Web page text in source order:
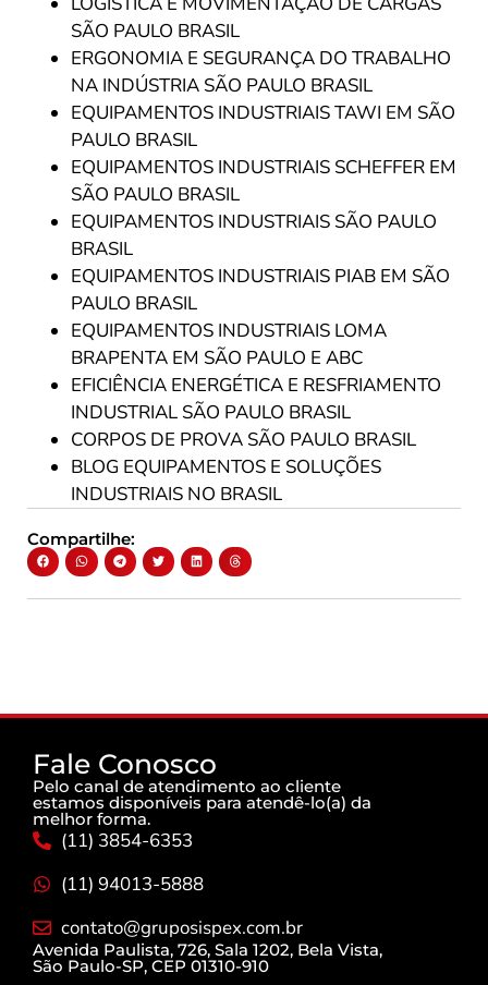
SÃO PAULO BRASIL
ERGONOMIA E SEGURANÇA DO TRABALHO
NA INDÚSTRIA SÃO PAULO BRASIL
EQUIPAMENTOS INDUSTRIAIS TAWI EM SÃO
PAULO BRASIL
EQUIPAMENTOS INDUSTRIAIS SCHEFFER EM
SÃO PAULO BRASIL
EQUIPAMENTOS INDUSTRIAIS SÃO PAULO
BRASIL
EQUIPAMENTOS INDUSTRIAIS PIAB EM SÃO
PAULO BRASIL
EQUIPAMENTOS INDUSTRIAIS LOMA
BRAPENTA EM SÃO PAULO E ABC
EFICIÊNCIA ENERGÉTICA E RESFRIAMENTO
INDUSTRIAL SÃO PAULO BRASIL
CORPOS DE PROVA SÃO PAULO BRASIL
BLOG EQUIPAMENTOS E SOLUÇÕES
INDUSTRIAIS NO BRASIL
Compartilhe:
Fale Conosco
Pelo canal de atendimento ao cliente
estamos disponíveis para atendê-lo(a) da
melhor forma.
(11) 3854-6353
(11) 94013-5888
contato@gruposispex.com.br
Avenida Paulista, 726, Sala 1202, Bela Vista,
São Paulo-SP, CEP 01310-910